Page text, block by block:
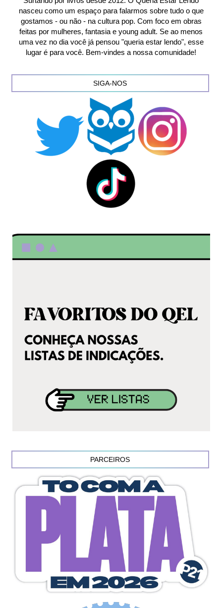
nasceu como um espaço para falarmos sobre tudo o que
gostamos - ou não - na cultura pop. Com foco em obras
feitas por mulheres, fantasia e young adult. Se ao menos
uma vez no dia você já pensou "queria estar lendo", esse
lugar é para você. Bem-vindes a nossa comunidade!
SIGA-NOS
PARCEIROS